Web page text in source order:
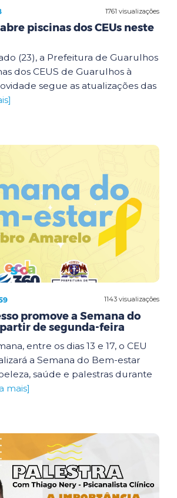
1761 visualizações
piscinas dos CEUs neste
(23), a Prefeitura de Guarulhos
dos CEUS de Guarulhos à
segue as atualizações das
1143 visualizações
promove a Semana do
de segunda-feira
entre os dias 13 e 17, o CEU
a Semana do Bem-estar
saúde e palestras durante
mais]